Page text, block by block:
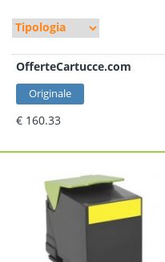
OfferteCartucce.com
Originale
€ 160.33